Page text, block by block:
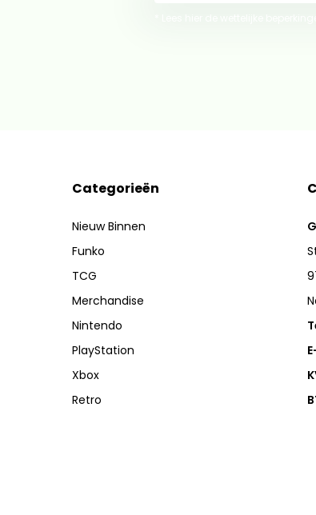
Categorieën
Nieuw Binnen
Funko
TCG
Merchandise
Nintendo
PlayStation
Xbox
Retro